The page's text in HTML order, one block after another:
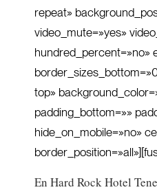
repeat»
video_mute=»yes»
hundred_percent=»no»
top»
padding_bottom=»»
hide_on_mobile=»no»
En Hard Rock Hotel